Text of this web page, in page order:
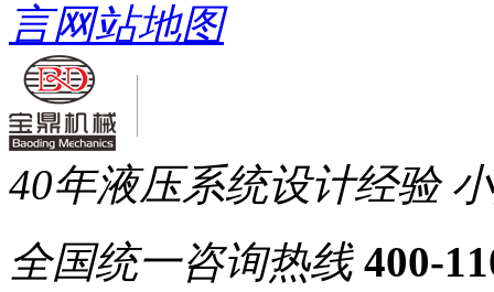
言网站地图
40年液压系统设计经验
全国统一咨询热线 400-